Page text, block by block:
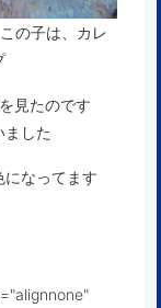
の子は、カレ
見たのです
した
になってます